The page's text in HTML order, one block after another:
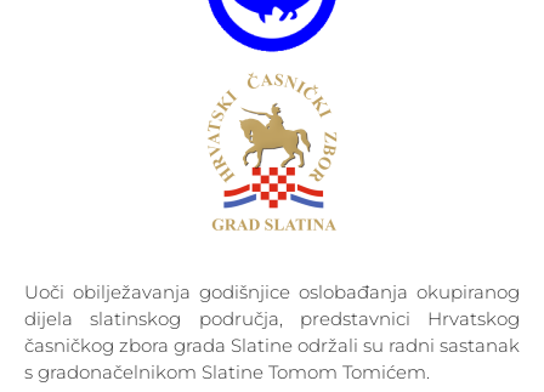
Uoči obilježavanja godišnjice oslobađanja okupiranog
dijela slatinskog područja, predstavnici Hrvatskog
časničkog zbora grada Slatine održali su radni sastanak
s gradonačelnikom Slatine Tomom Tomićem.